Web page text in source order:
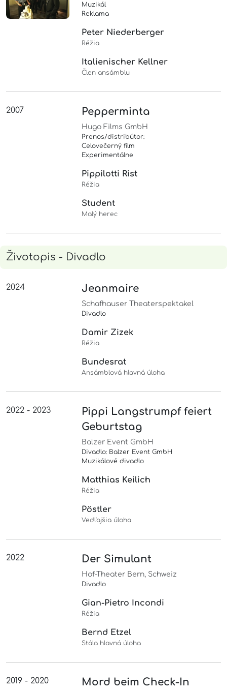
Muzikál
Reklama
Peter Niederberger
Réžia
Italienischer Kellner
Člen ansámblu
2007 Pepperminta
Hugo Films GmbH
Prenos/distribútor:
Celovečerný film
Experimentálne
Pippilotti Rist
Réžia
Student
Malý herec
Životopis - Divadlo
2024 Jeanmaire
Schafhauser Theaterspektakel
Divadlo
Damir Zizek
Réžia
Bundesrat
Ansámblová hlavná úloha
2022 - 2023
Pippi Langstrumpf feiert
Geburtstag
Balzer Event GmbH
Divadlo: Balzer Event GmbH
Muzikálové divadlo
Matthias Keilich
Réžia
Pöstler
Vedľajšia úloha
2022 Der Simulant
Hof-Theater Bern, Schweiz
Divadlo
Gian-Pietro Incondi
Réžia
Bernd Etzel
Stála hlavná úloha
2019 - 2020 Mord beim Check-In